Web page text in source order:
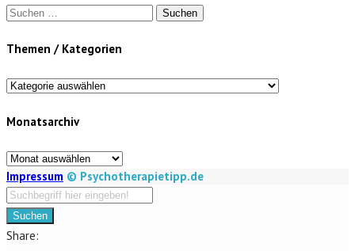
Suchen
Themen / Kategorien
Themen
Kategorien
Monatsarchiv
Monatsarchiv
Impressum © Psychotherapietipp.de
Suchen
Share: